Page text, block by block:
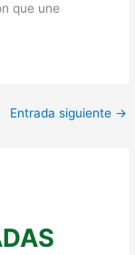
que une
Entrada siguiente →